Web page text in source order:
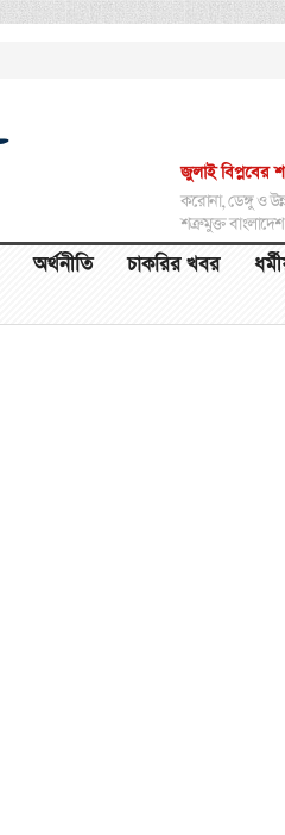
জুলাই বিপ্লবের
করোনা, ডেঙ্গু ও
শত্রুমুক্ত
অর্থনীতি চাকরির খবর